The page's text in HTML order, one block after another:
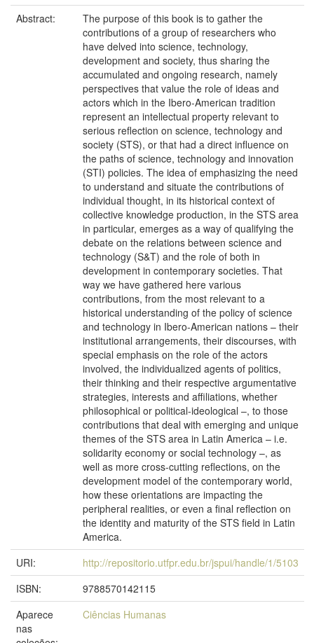
Abstract:
The purpose of this book is to gather the
contributions of a group of researchers who
have delved into science, technology,
development and society, thus sharing the
accumulated and ongoing research, namely
perspectives that value the role of ideas and
actors which in the Ibero-American tradition
represent an intellectual property relevant to
serious reflection on science, technology and
society (STS), or that had a direct influence on
the paths of science, technology and innovation
(STI) policies. The idea of emphasizing the need
to understand and situate the contributions of
individual thought, in its historical context of
collective knowledge production, in the STS area
in particular, emerges as a way of qualifying the
debate on the relations between science and
technology (S&T) and the role of both in
development in contemporary societies. That
way we have gathered here various
contributions, from the most relevant to a
historical understanding of the policy of science
and technology in Ibero-American nations – their
institutional arrangements, their discourses, with
special emphasis on the role of the actors
involved, the individualized agents of politics,
their thinking and their respective argumentative
strategies, interests and affiliations, whether
philosophical or political-ideological –, to those
contributions that deal with emerging and unique
themes of the STS area in Latin America – i.e.
solidarity economy or social technology –, as
well as more cross-cutting reflections, on the
development model of the contemporary world,
how these orientations are impacting the
peripheral realities, or even a final reflection on
the identity and maturity of the STS field in Latin
America.
URI:
http://repositorio.utfpr.edu.br/jspui/handle/1/5103
ISBN:
9788570142115
Aparece
nas
Ciências Humanas